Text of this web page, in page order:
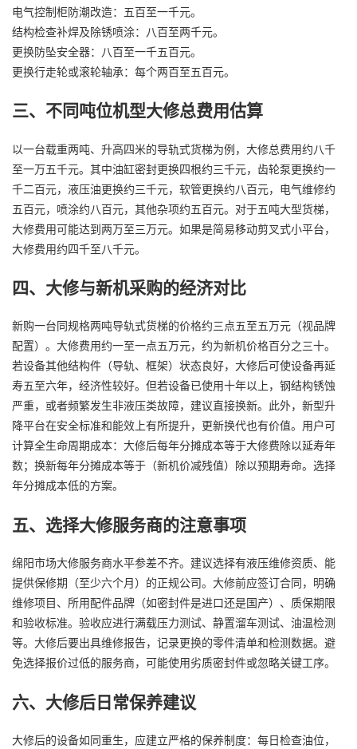
电气控制柜防潮改造：五百至一千元。
结构检查补焊及除锈喷涂：八百至两千元。
更换防坠安全器：八百至一千五百元。
更换行走轮或滚轮轴承：每个两百至五百元。
三、不同吨位机型大修总费用估算
以一台载重两吨、升高四米的导轨式货梯为例，大修总费用约八千
至一万五千元。其中油缸密封更换四根约三千元，齿轮泵更换约一
千二百元，液压油更换约三千元，软管更换约八百元，电气维修约
五百元，喷涂约八百元，其他杂项约五百元。对于五吨大型货梯，
大修费用可能达到两万至三万元。如果是简易移动剪叉式小平台，
大修费用约四千至八千元。
四、大修与新机采购的经济对比
新购一台同规格两吨导轨式货梯的价格约三点五至五万元（视品牌
配置）。大修费用约一至一点五万元，约为新机价格百分之三十。
若设备其他结构件（导轨、框架）状态良好，大修后可使设备再延
寿五至六年，经济性较好。但若设备已使用十年以上，钢结构锈蚀
严重，或者频繁发生非液压类故障，建议直接换新。此外，新型升
降平台在安全标准和能效上有所提升，更新换代也有价值。用户可
计算全生命周期成本：大修后每年分摊成本等于大修费除以延寿年
数；换新每年分摊成本等于（新机价减残值）除以预期寿命。选择
年分摊成本低的方案。
五、选择大修服务商的注意事项
绵阳市场大修服务商水平参差不齐。建议选择有液压维修资质、能
提供保修期（至少六个月）的正规公司。大修前应签订合同，明确
维修项目、所用配件品牌（如密封件是进口还是国产）、质保期限
和验收标准。验收应进行满载压力测试、静置溜车测试、油温检测
等。大修后要出具维修报告，记录更换的零件清单和检测数据。避
免选择报价过低的服务商，可能使用劣质密封件或忽略关键工序。
六、大修后日常保养建议
大修后的设备如同重生，应建立严格的保养制度：每日检查油位，